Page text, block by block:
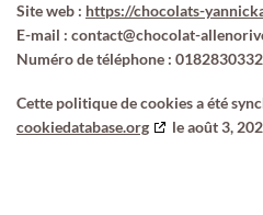
Site web : https://chocolats-
E-mail : contact@chocolat-
Numéro de téléphone : 0182830332
Cette politique de cookies a été
cookiedatabase.org
le août 3,